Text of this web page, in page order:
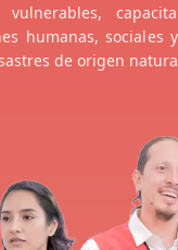
vulnerables,
humanas, sociales
de origen